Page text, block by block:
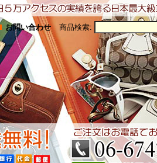
お問い合わせ 商品検索: